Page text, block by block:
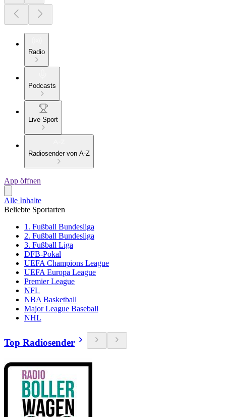
Radio
Podcasts
Live Sport
Radiosender von A-Z
App öffnen
Alle Inhalte
Beliebte Sportarten
1. Fußball Bundesliga
2. Fußball Bundesliga
3. Fußball Liga
DFB-Pokal
UEFA Champions League
UEFA Europa League
Premier League
NFL
NBA Basketball
Major League Baseball
NHL
Top Radiosender